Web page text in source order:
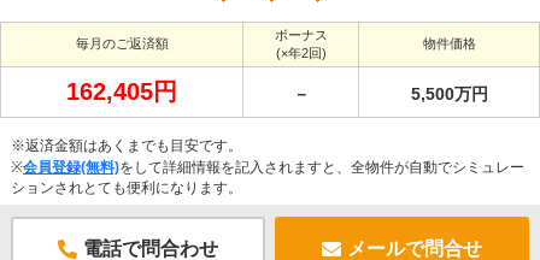
毎月のご返済額
ボーナス
(×年2回)
物件価格
162,405円 － 5,500万円
※返済金額はあくまでも目安です。
※会員登録(無料)をして詳細情報を記入されますと、全物件が自動でシミュレー
ションされとても便利になります。
電話で問合わせ メールで問合せ